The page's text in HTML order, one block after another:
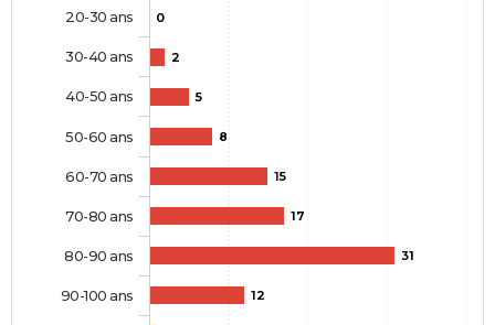
0
2
5
8
15
17
31
12
20-30 ans
30-40 ans
40-50 ans
50-60 ans
60-70 ans
70-80 ans
80-90 ans
90-100 ans